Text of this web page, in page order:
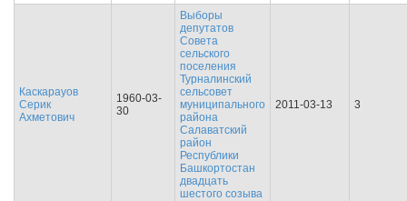
Каскарауов
Серик
Ахметович
1960-03-
30
Выборы
депутатов
Совета
сельского
поселения
Турналинский
сельсовет
муниципального
района
Салаватский
район
Республики
Башкортостан
двадцать
шестого созыва
2011-03-13 3